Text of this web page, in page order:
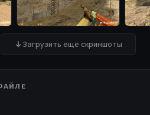
Загрузить ещё скриншоты